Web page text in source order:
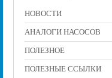
НОВОСТИ
АНАЛОГИ НАСОСОВ
ПОЛЕЗНОЕ
ПОЛЕЗНЫЕ ССЫЛКИ